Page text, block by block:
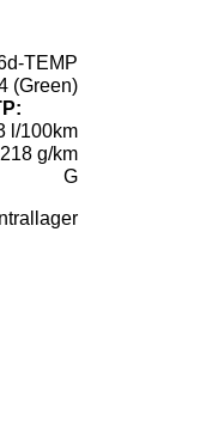
TEMP
(Green)
l/100km
218 g/km
G